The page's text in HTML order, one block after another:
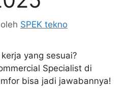
oleh SPEK tekno
yang sesuai?
Specialist di
bisa jadi jawabannya!